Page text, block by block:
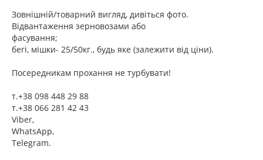
Зовнішній/товарний вигляд, дивіться фото.
Відвантаження зерновозами або
фасування;
бегі, мішки- 25/50кг., будь яке (залежити від ціни).
Посередникам прохання не турбувати!
т.+38 098 448 29 88
т.+38 066 281 42 43
Viber,
WhatsApp,
Telegram.